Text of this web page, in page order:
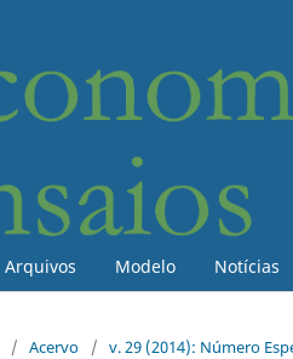
Arquivos Modelo Notícias
/ Acervo / v. 29 (2014): Número